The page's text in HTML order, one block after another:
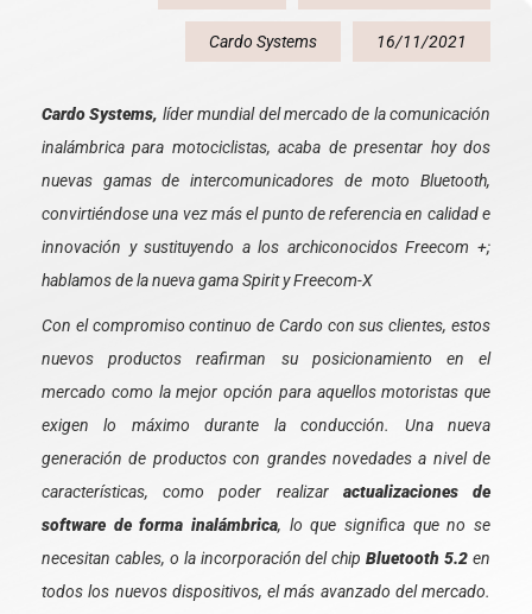
Cardo Systems 16/11/2021
Cardo Systems, líder mundial del mercado de la comunicación
inalámbrica para motociclistas, acaba de presentar hoy dos
nuevas gamas de intercomunicadores de moto Bluetooth,
convirtiéndose una vez más el punto de referencia en calidad e
innovación y sustituyendo a los archiconocidos Freecom +;
hablamos de la nueva gama Spirit y Freecom-X
Con el compromiso continuo de Cardo con sus clientes, estos
nuevos productos reafirman su posicionamiento en el
mercado como la mejor opción para aquellos motoristas que
exigen lo máximo durante la conducción. Una nueva
generación de productos con grandes novedades a nivel de
características, como poder realizar actualizaciones de
software de forma inalámbrica, lo que significa que no se
necesitan cables, o la incorporación del chipBluetooth 5.2 en
todos los nuevos dispositivos, el más avanzado del mercado.